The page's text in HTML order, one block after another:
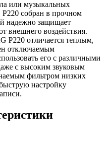
или музыкальных
собран в прочном
надежно защищает
внешнего воздействия.
P220 отличается теплым,
отключаемым
его с различными
с высоким звуковым
фильтром низких
настройку